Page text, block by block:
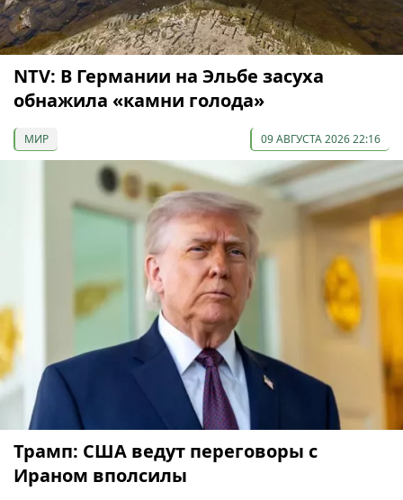
NTV: В Германии на Эльбе засуха
обнажила «камни голода»
МИР 09 АВГУСТА 2026 22:16
Трамп: США ведут переговоры с
Ираном вполсилы